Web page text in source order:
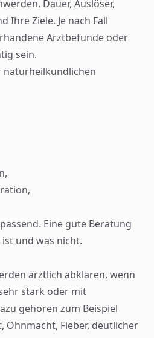
Dauer, Auslöser,
Ihre Ziele. Je nach Fall
Arztbefunde oder
sein.
naturheilkundlichen
Eine gute Beratung
und was nicht.
ärztlich abklären, wenn
stark oder mit
gehören zum Beispiel
Ohnmacht, Fieber, deutlicher